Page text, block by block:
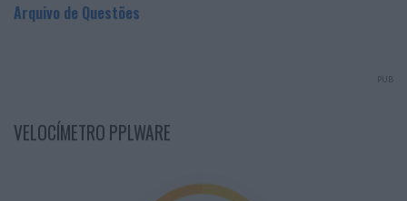
Arquivo de Questões
PUB
VELOCÍMETRO PPLWARE